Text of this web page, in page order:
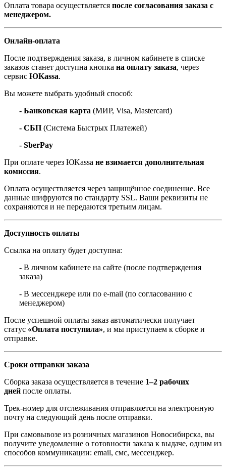
Оплата товара осуществляется после согласования заказа с
менеджером.
Онлайн-оплата
После подтверждения заказа, в личном кабинете в списке
заказов станет доступна кнопка на оплату заказа, через
сервис ЮKassa.
Вы можете выбрать удобный способ:
- Банковская карта (МИР, Visa, Mastercard)
- СБП (Система Быстрых Платежей)
- SberPay
При оплате через ЮKassa не взимается дополнительная
комиссия.
Оплата осуществляется через защищённое соединение. Все
данные шифруются по стандарту SSL. Ваши реквизиты не
сохраняются и не передаются третьим лицам.
Доступность оплаты
Ссылка на оплату будет доступна:
- В личном кабинете на сайте (после подтверждения
заказа)
- В мессенджере или по e-mail (по согласованию с
менеджером)
После успешной оплаты заказ автоматически получает
статус «Оплата поступила», и мы приступаем к сборке и
отправке.
Сроки отправки заказа
Сборка заказа осуществляется в течение 1–2 рабочих
дней после оплаты.
Трек-номер для отслеживания отправляется на электронную
почту на следующий день после отправки.
При самовывозе из розничных магазинов Новосибирска, вы
получите уведомление о готовности заказа к выдаче, одним из
способов коммуникации: email, смс, мессенджер.